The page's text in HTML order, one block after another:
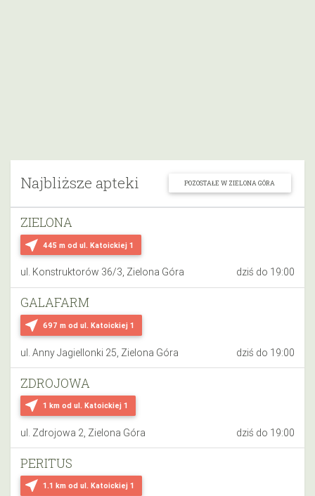
Najbliższe apteki POZOSTAŁE W ZIELONA GÓRA
near_me 445 m od ul. Katoickiej 1
ZIELONA
ul. Konstruktorów 36/3, Zielona Góra dziś do 19:00
near_me 697 m od ul. Katoickiej 1
GALAFARM
ul. Anny Jagiellonki 25, Zielona Góra dziś do 19:00
near_me 1 km od ul. Katoickiej 1
ZDROJOWA
ul. Zdrojowa 2, Zielona Góra dziś do 19:00
near_me 1.1 km od ul. Katoickiej 1
PERITUS